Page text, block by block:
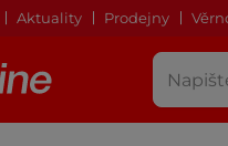
Aktuality Prodejny